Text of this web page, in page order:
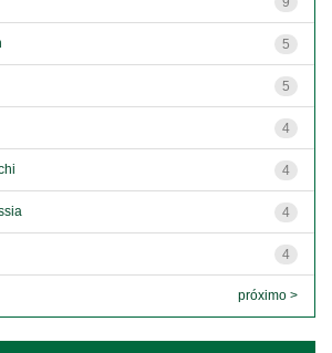
5
5
4
4
4
4
próximo >